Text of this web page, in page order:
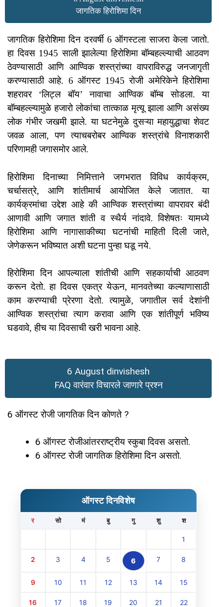
जागतिक हिरोशिमा दिन
जागतिक हिरोशिमा दिन दरवर्षी 6 ऑगस्टला साजरा केला जातो.
हा दिवस 1945 साली झालेल्या हिरोशिमा बॉम्बहल्ल्याची आठवण
ठेवण्यासाठी आणि आण्विक शस्त्रांच्या वापराविरुद्ध जनजागृती
करण्यासाठी आहे. 6 ऑगस्ट 1945 रोजी अमेरिकेने हिरोशिमा
शहरावर ‘लिट्ल बॉय’ नावाचा आण्विक बॉम्ब सोडला. या
बॉम्बहल्ल्यामुळे हजारो लोकांचा तात्काळ मृत्यू झाला आणि असंख्य
लोक गंभीर जखमी झाले. या घटनेमुळे दुसऱ्या महायुद्धाचा शेवट
जवळ आला, पण त्याचबरोबर आण्विक शस्त्रांचे विनाशकारी
परिणामही जगासमोर आले.
हिरोशिमा दिनाच्या निमित्ताने जगभरात विविध कार्यक्रम,
चर्चासत्रे, आणि शांतीमार्च आयोजित केले जातात. या
कार्यक्रमांचा उद्देश आहे की आण्विक शस्त्रांच्या वापरावर बंदी
आणावी आणि जगात शांती व स्थैर्य नांदावे. विशेषतः यामध्ये
हिरोशिमा आणि नागासाकीच्या घटनांची माहिती दिली जाते,
जेणेकरून भविष्यात अशी घटना पुन्हा घडू नये.
हिरोशिमा दिन आपल्याला शांतीची आणि सहकार्याची आठवण
करून देतो. हा दिवस एकत्र येऊन, मानवतेच्या कल्याणासाठी
काम करण्याची प्रेरणा देतो. त्यामुळे, जगातील सर्व देशांनी
आण्विक शस्त्रांचा त्याग करावा आणि एक शांतीपूर्ण भविष्य
घडवावे, हीच या दिवसाची खरी भावना आहे.
6 August dinvishesh
FAQ वारंवार विचारले जाणारे प्रश्न
6 ऑगस्ट रोजी जागतिक दिन कोणते ?
6 ऑगस्ट रोजीआंतरराष्ट्रीय स्कुबा दिवस असतो.
6 ऑगस्ट रोजी जागतिक हिरोशिमा दिन असतो.
ऑगस्ट दिनविशेष
र सो मं बु गु शु श
1
2 3 4 5 6 7 8
9 10 11 12 13 14 15
16 17 18 19 20 21 22